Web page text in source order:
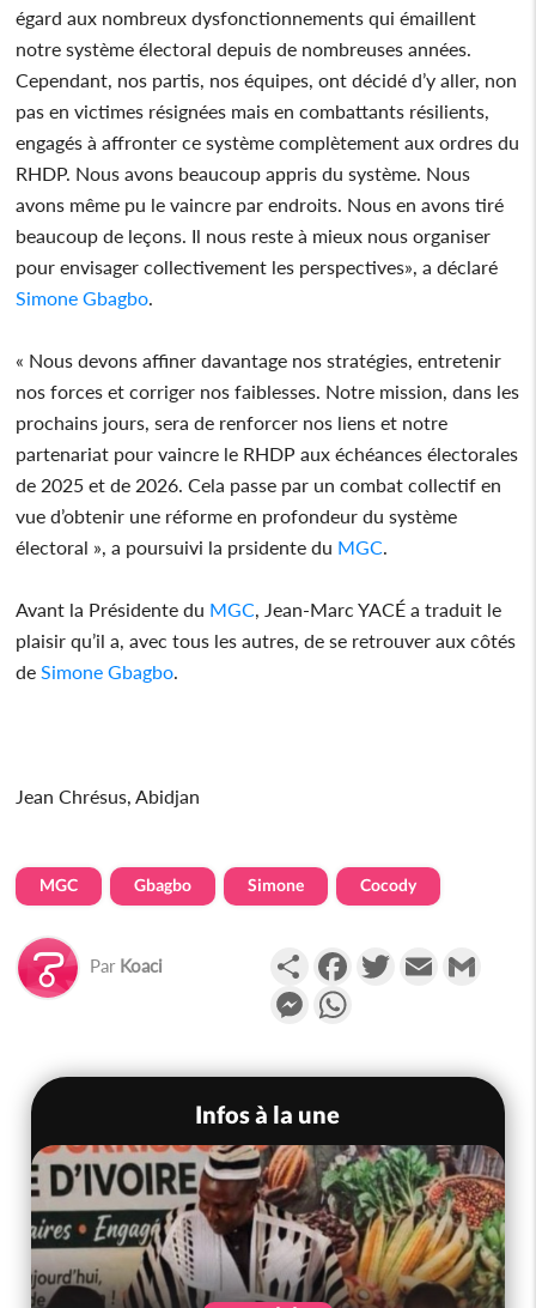
égard aux nombreux dysfonctionnements qui émaillent
notre système électoral depuis de nombreuses années.
Cependant, nos partis, nos équipes, ont décidé d’y aller, non
pas en victimes résignées mais en combattants résilients,
engagés à affronter ce système complètement aux ordres du
RHDP. Nous avons beaucoup appris du système. Nous
avons même pu le vaincre par endroits. Nous en avons tiré
beaucoup de leçons. Il nous reste à mieux nous organiser
pour envisager collectivement les perspectives», a déclaré
Simone Gbagbo.
« Nous devons affiner davantage nos stratégies, entretenir
nos forces et corriger nos faiblesses. Notre mission, dans les
prochains jours, sera de renforcer nos liens et notre
partenariat pour vaincre le RHDP aux échéances électorales
de 2025 et de 2026. Cela passe par un combat collectif en
vue d’obtenir une réforme en profondeur du système
électoral », a poursuivi la prsidente du MGC.
Avant la Présidente du MGC, Jean-Marc YACÉ a traduit le
plaisir qu’il a, avec tous les autres, de se retrouver aux côtés
deSimone Gbagbo.
Jean Chrésus, Abidjan
MGC Gbagbo Simone Cocody
Par Koaci PartagerFacebookTwitterEmail
Messenger
Infos à la une